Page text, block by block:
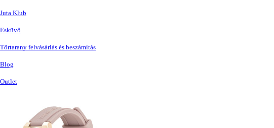
Juta Klub
Esküvő
Törtarany felvásárlás és beszámítás
Blog
Outlet